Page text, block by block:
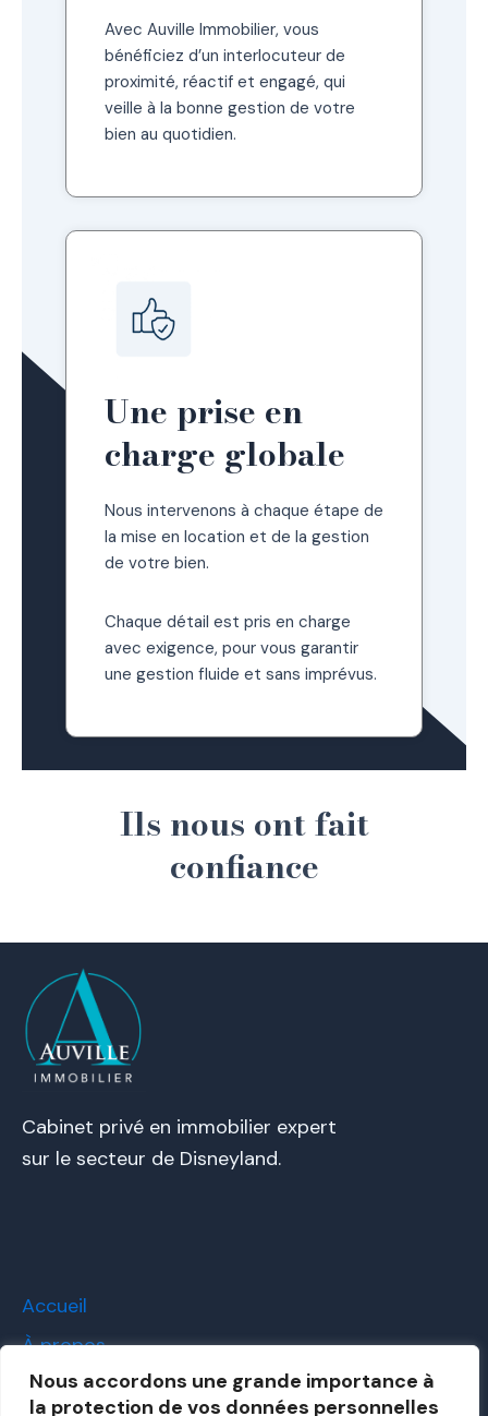
Nous accordons une grande importance à
la protection de vos données personnelles
Avec Auville Immobilier, vous
bénéficiez d’un interlocuteur de
proximité, réactif et engagé, qui
veille à la bonne gestion de votre
bien au quotidien.
Une prise en
charge globale
Nous intervenons à chaque étape de
la mise en location et de la gestion
de votre bien.
Chaque détail est pris en charge
avec exigence, pour vous garantir
une gestion fluide et sans imprévus.
Ils nous ont fait
confiance
Cabinet privé en immobilier expert
sur le secteur de Disneyland.
Accueil
À propos
Louer